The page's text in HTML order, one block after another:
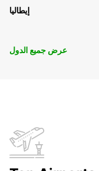
إيطاليا
عرض جميع الدول